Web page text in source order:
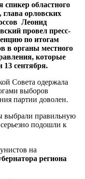
спикер областного
глава орловских
Леонид
провел пресс-
по итогам
в органы местного
которые
сентября.
Совета одержала
выборов
партии доволен.
выбрали правильную
подошли к
на
региона